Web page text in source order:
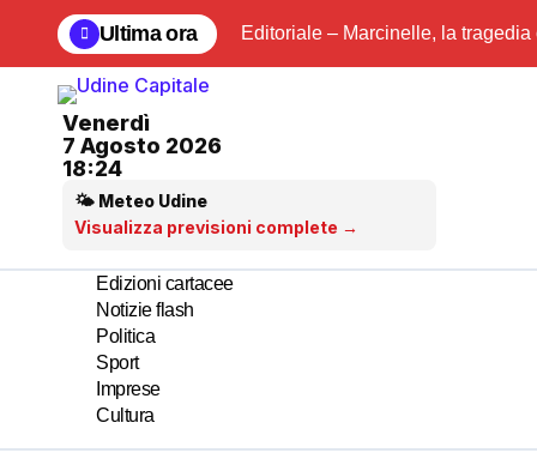
contenuto
Ultima ora Editoriale – Marcinelle, la
Venerdì
7 Agosto 2026
18:24
🌤 Meteo Udine
Visualizza previsioni complete →
Edizioni cartacee
Notizie flash
Politica
Sport
Imprese
Cultura